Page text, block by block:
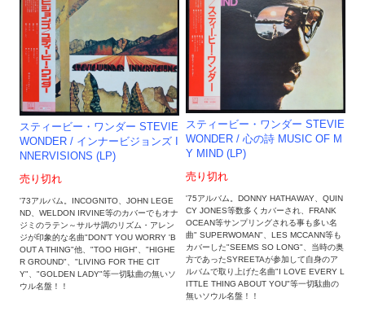
スティービー・ワンダー STEVIE
WONDER ‎/ インナービジョンズ I
NNERVISIONS (LP)
売り切れ
'73アルバム。INCOGNITO、JOHN LEGE
ND、WELDON IRVINE等のカバーでもオナ
ジミのラテン～サルサ調のリズム・アレン
ジが印象的な名曲"DON'T YOU WORRY 'B
OUT A THING"他、"TOO HIGH"、"HIGHE
R GROUND"、"LIVING FOR THE CIT
Y"、"GOLDEN LADY"等一切駄曲の無いソ
ウル名盤！！
スティービー・ワンダー STEVIE
WONDER ‎/ 心の詩 MUSIC OF M
Y MIND (LP)
売り切れ
'75アルバム。DONNY HATHAWAY、QUIN
CY JONES等数多くカバーされ、FRANK
OCEAN等サンプリングされる事も多い名
曲" SUPERWOMAN"、LES MCCANN等も
カバーした"SEEMS SO LONG"、当時の奥
方であったSYREETAが参加して自身のア
ルバムで取り上げた名曲"I LOVE EVERY L
ITTLE THING ABOUT YOU"等一切駄曲の
無いソウル名盤！！